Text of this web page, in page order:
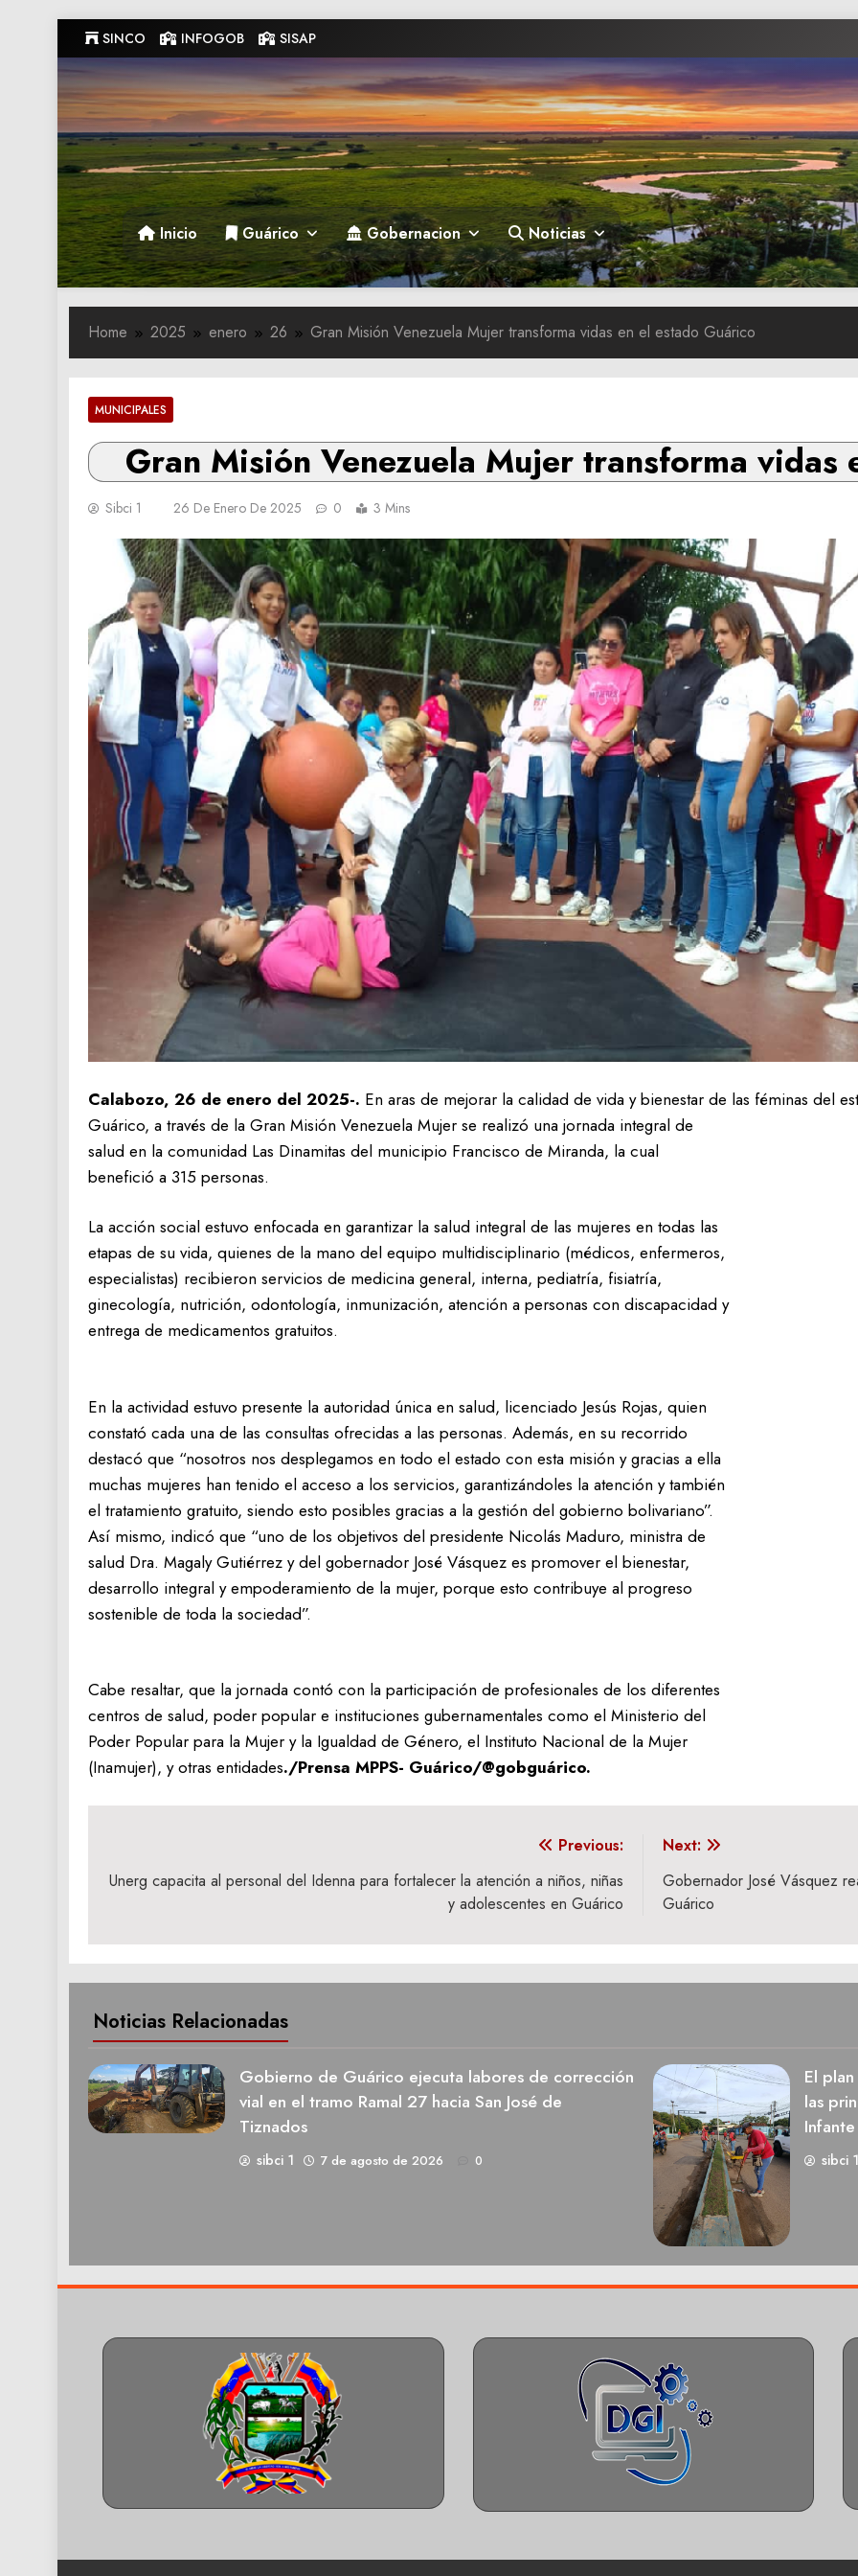
to
content
SINCO INFOGOB SISAP
Gobernacion de Guarico
Gobernacion de Guarico
Inicio Guárico Gobernacion Noticias
Home 2025 enero 26 Gran Misión Venezuela Mujer transforma vidas en el estado Guárico
MUNICIPALES
Gran Misión Venezuela Mujer transforma vidas
Sibci 1 26 De Enero De 2025 0 3 Mins
Calabozo, 26 de enero del 2025-. En aras de mejorar la calidad de vida y bienestar de las féminas del
Guárico, a través de la Gran Misión Venezuela Mujer se realizó una jornada integral de
salud en la comunidad Las Dinamitas del municipio Francisco de Miranda, la cual
benefició a 315 personas.
La acción social estuvo enfocada en garantizar la salud integral de las mujeres en todas las
etapas de su vida, quienes de la mano del equipo multidisciplinario (médicos, enfermeros,
especialistas) recibieron servicios de medicina general, interna, pediatría, fisiatría,
ginecología, nutrición, odontología, inmunización, atención a personas con discapacidad y
entrega de medicamentos gratuitos.
En la actividad estuvo presente la autoridad única en salud, licenciado Jesús Rojas, quien
constató cada una de las consultas ofrecidas a las personas. Además, en su recorrido
destacó que “nosotros nos desplegamos en todo el estado con esta misión y gracias a ella
muchas mujeres han tenido el acceso a los servicios, garantizándoles la atención y también
el tratamiento gratuito, siendo esto posibles gracias a la gestión del gobierno bolivariano”.
Así mismo, indicó que “uno de los objetivos del presidente Nicolás Maduro, ministra de
salud Dra. Magaly Gutiérrez y del gobernador José Vásquez es promover el bienestar,
desarrollo integral y empoderamiento de la mujer, porque esto contribuye al progreso
sostenible de toda la sociedad”.
Cabe resaltar, que la jornada contó con la participación de profesionales de los diferentes
centros de salud, poder popular e instituciones gubernamentales como el Ministerio del
Poder Popular para la Mujer y la Igualdad de Género, el Instituto Nacional de la Mujer
(Inamujer), y otras entidades./Prensa MPPS- Guárico/@gobguárico.
de
Previous:
Unerg capacita al personal del Idenna para fortalecer la atención a niños, niñas
y adolescentes en Guárico
Next:
Gobernador José Vásquez
Guárico
Noticias Relacionadas
Gobierno de Guárico ejecuta labores de corrección
vial en el tramo Ramal 27 hacia San José de
Tiznados
sibci 1 7 de agosto de 2026 0
El
las
Infante
sibci 1